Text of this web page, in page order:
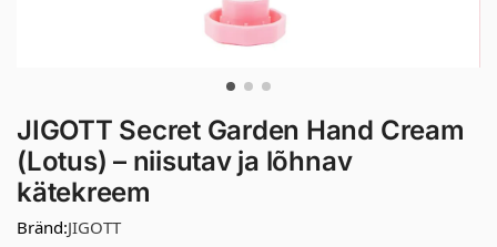
JIGOTT Secret Garden Hand Cream
(Lotus) – niisutav ja lõhnav
kätekreem
Bränd:JIGOTT